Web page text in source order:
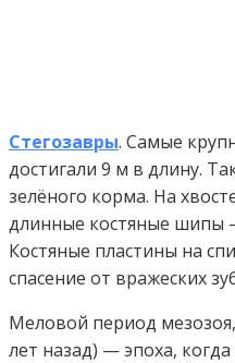
Стегозавры. Самые
достигали 9 м в длину.
зелёного корма. На
длинные костяные шипы
Костяные пластины на
спасение от вражеских
Меловой период
лет назад) — эпоха,